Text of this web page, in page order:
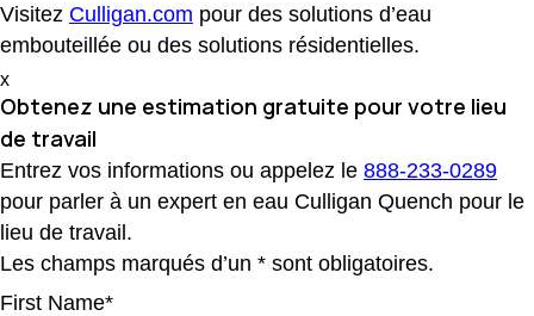
Visitez Culligan.com pour des solutions d’eau
embouteillée ou des solutions résidentielles.
x
Obtenez une estimation gratuite pour votre lieu
de travail
Entrez vos informations ou appelez le 888-233-0289
pour parler à un expert en eau Culligan Quench pour le
lieu de travail.
Les champs marqués d’un * sont obligatoires.
First Name*